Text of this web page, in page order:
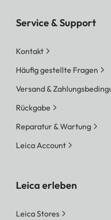
Service & Support
Kontakt
Häufig gestellte Fragen
Versand &
Rückgabe
Reparatur & Wartung
Leica Account
Leica erleben
Leica Stores